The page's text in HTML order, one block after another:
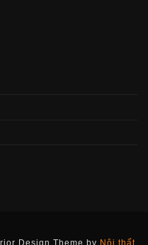
Design Theme by Nội thất